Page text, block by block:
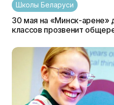
Школы Беларуси
30 мая на «Минск-арене»
классов прозвенит